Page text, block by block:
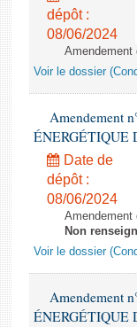
dépôt :
08/06/2024
Voir le dossier
Amendement
ÉNERGÉTIQUE
Date de
dépôt :
08/06/2024
Amendement
Non
Voir le dossier
Amendement
ÉNERGÉTIQUE